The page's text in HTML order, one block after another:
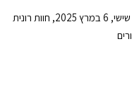
תושבי המרכז והסביבה יכולים לסמן ביומן: ביום שישי, 6 במרץ 2025, חוות רונית